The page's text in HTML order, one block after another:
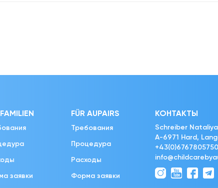
заявки
FÜR AUPAIRS
Требования
Процедура
Расходы
Форма заявки
КОНТАКТЫ
Schreiber Nataliya
A-6971 Hard,
+43(0)6767805750